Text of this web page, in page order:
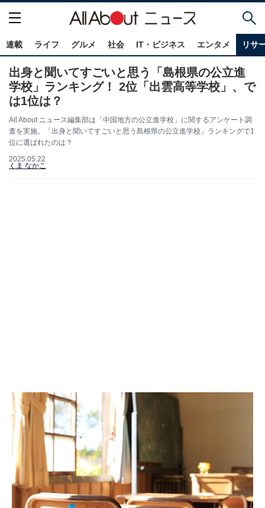
連載 ライフ グルメ 社会 IT・ビジネス エンタメ リサ
出身と聞いてすごいと思う「島根県の公立進
学校」ランキング！ 2位「出雲高等学校」、で
は1位は？
All About ニュース編集部は「中国地方の公立進学校」に関するアンケート調
査を実施。「出身と聞いてすごいと思う島根県の公立進学校」ランキングで1
位に選ばれたのは？
2025.05.22
くま なかこ